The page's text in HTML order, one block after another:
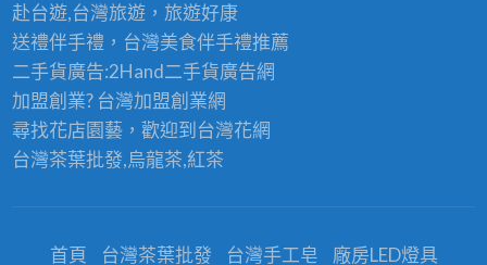
赴台遊,台灣旅遊，旅遊好康
送禮伴手禮，台灣美食伴手禮推薦
二手貨廣告:2Hand二手貨廣告網
加盟創業? 台灣加盟創業網
尋找花店園藝，歡迎到 台灣花網
台灣茶葉批發,烏龍茶,紅茶
首頁 台灣茶葉批發 台灣手工皂 廠房LED燈具